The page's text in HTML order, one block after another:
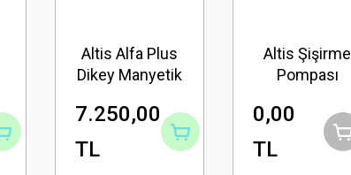
Altis Alfa Plus
Dikey Manyetik
7.250,00
TL
Altis Şişirme
Pompası
0,00
TL